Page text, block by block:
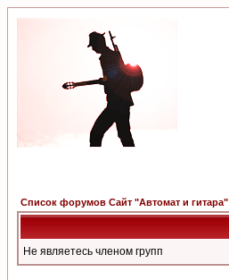
Список форумов Сайт "Автомат и гитара"
Не являетесь членом групп